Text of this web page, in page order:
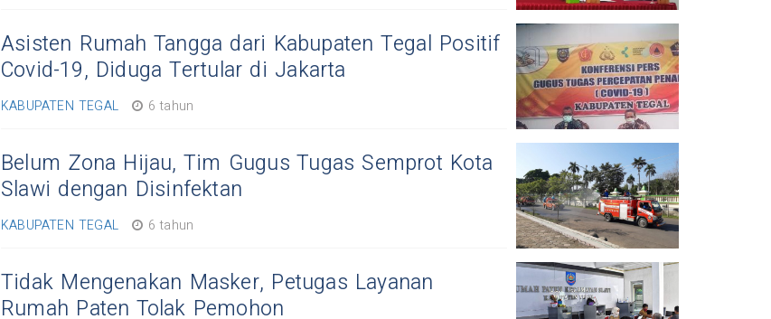
Asisten Rumah Tangga dari Kabupaten Tegal Positif
Covid-19, Diduga Tertular di Jakarta
KABUPATEN TEGAL 6 tahun
Belum Zona Hijau, Tim Gugus Tugas Semprot Kota
Slawi dengan Disinfektan
KABUPATEN TEGAL 6 tahun
Tidak Mengenakan Masker, Petugas Layanan
Rumah Paten Tolak Pemohon